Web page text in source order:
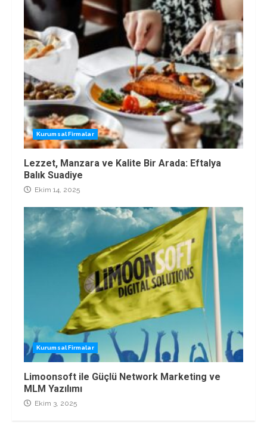
Kurumsal Firmalar
Lezzet, Manzara ve Kalite Bir Arada: Eftalya
Balık Suadiye
Ekim 14, 2025
Kurumsal Firmalar
Limoonsoft ile Güçlü Network Marketing ve
MLM Yazılımı
Ekim 3, 2025